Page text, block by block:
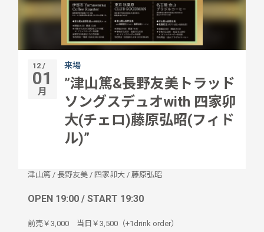
12 /
01
月
来場
”津山篤&長野友美トラッド
ソングスデュオwith 四家卯
大(チェロ)藤原弘昭(フィド
ル)”
津山篤 / 長野友美 / 四家卯大 / 藤原弘昭
OPEN 19:00 / START 19:30
前売￥3,000 当日￥3,500（+1drink order）